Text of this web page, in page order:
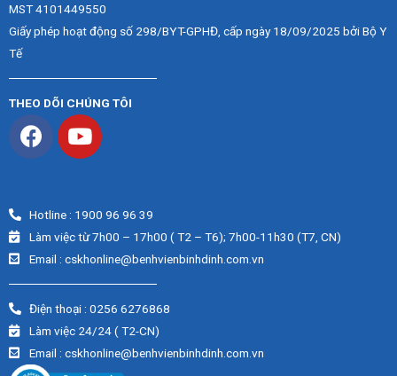
MST 4101449550
Giấy phép hoạt động số 298/BYT-GPHĐ, cấp ngày 18/09/2025 bởi Bộ Y
Tế
THEO DÕI CHÚNG TÔI
Hotline : 1900 96 96 39
Làm việc từ 7h00 – 17h00 ( T2 – T6); 7h00-11h30 (T7, CN)
Email : cskhonline@benhvienbinhdinh.com.vn
Điện thoại : 0256 6276868
Làm việc 24/24 ( T2-CN)
Email : cskhonline@benhvienbinhdinh.com.vn